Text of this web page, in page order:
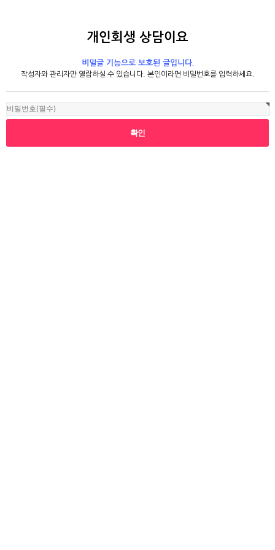
개인회생 상담이요
비밀글 기능으로 보호된 글입니다.
작성자와 관리자만 열람하실 수 있습니다. 본인이라면 비밀번호를 입력하세요.